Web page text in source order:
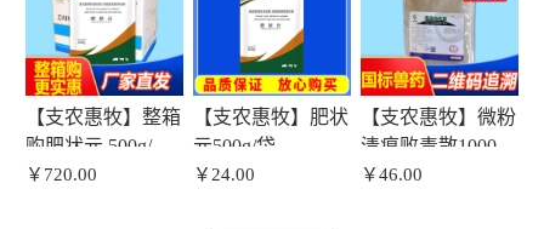
【支农惠牧】整箱
购肥状元 500g/袋
*30袋/箱
￥720.00
【支农惠牧】肥状
元500g/袋
￥24.00
【支农惠牧】微粉
清瘟败毒散1000g/
袋
￥46.00